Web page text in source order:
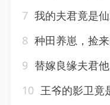
7 我的夫君竟是
8 种田养崽，捡来的夫君竟是七
9 替嫁良缘夫君
10 王爷的影卫竟